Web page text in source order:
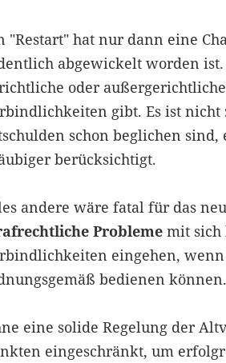
"Restart" hat nur dann eine
abgewickelt worden ist.
oder
gibt. Es ist
schon beglichen sind,
berücksichtigt.
andere wäre fatal für das
Problememit sich
eingehen, wenn
bedienen können.
eine solide Regelung der
eingeschränkt, um